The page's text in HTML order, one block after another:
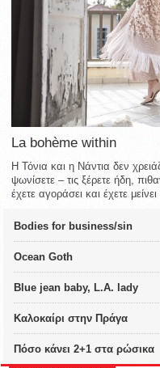
La bohème within
Η Τόνια και η Νάντια δεν
ψωνίσετε – τις ξέρετε ήδη,
έχετε αγοράσει και έχετε
Bodies for business/sin
Ocean Goth
Blue jean baby, L.A. lady
Καλοκαίρι στην Πράγα
Πόσο κάνει 2+1 στα ρώσικα